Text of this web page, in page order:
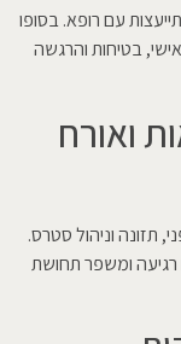
עם רופא. בסופו
בטיחות והרגשה
ואורח
תזונה וניהול סטרס.
ומשפר תחושת